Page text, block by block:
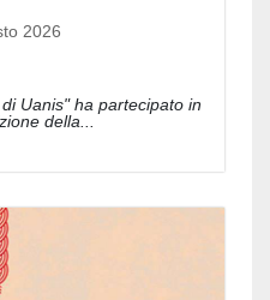
2026
Uanis" ha partecipato in
della...